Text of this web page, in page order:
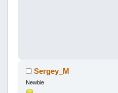
Sergey_M
Newbie